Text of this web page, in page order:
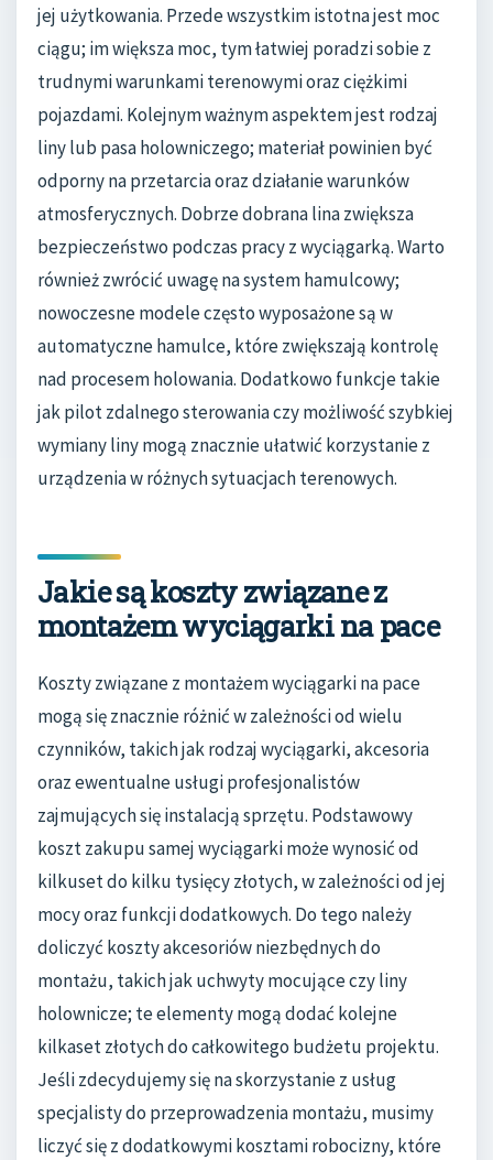
jej użytkowania. Przede wszystkim istotna jest moc
ciągu; im większa moc, tym łatwiej poradzi sobie z
trudnymi warunkami terenowymi oraz ciężkimi
pojazdami. Kolejnym ważnym aspektem jest rodzaj
liny lub pasa holowniczego; materiał powinien być
odporny na przetarcia oraz działanie warunków
atmosferycznych. Dobrze dobrana lina zwiększa
bezpieczeństwo podczas pracy z wyciągarką. Warto
również zwrócić uwagę na system hamulcowy;
nowoczesne modele często wyposażone są w
automatyczne hamulce, które zwiększają kontrolę
nad procesem holowania. Dodatkowo funkcje takie
jak pilot zdalnego sterowania czy możliwość szybkiej
wymiany liny mogą znacznie ułatwić korzystanie z
urządzenia w różnych sytuacjach terenowych.
Jakie są koszty związane z
montażem wyciągarki na pace
Koszty związane z montażem wyciągarki na pace
mogą się znacznie różnić w zależności od wielu
czynników, takich jak rodzaj wyciągarki, akcesoria
oraz ewentualne usługi profesjonalistów
zajmujących się instalacją sprzętu. Podstawowy
koszt zakupu samej wyciągarki może wynosić od
kilkuset do kilku tysięcy złotych, w zależności od jej
mocy oraz funkcji dodatkowych. Do tego należy
doliczyć koszty akcesoriów niezbędnych do
montażu, takich jak uchwyty mocujące czy liny
holownicze; te elementy mogą dodać kolejne
kilkaset złotych do całkowitego budżetu projektu.
Jeśli zdecydujemy się na skorzystanie z usług
specjalisty do przeprowadzenia montażu, musimy
liczyć się z dodatkowymi kosztami robocizny, które